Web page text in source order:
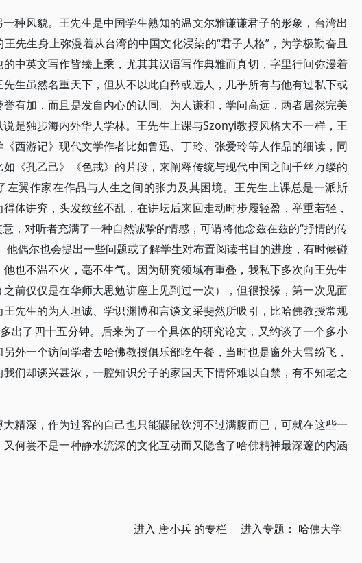
种风貌。王先生是中国学生熟知的温文尔雅谦谦君子的形象，台湾出
先生身上弥漫着从台湾的中国文化浸染的“君子人格”，为学极勤奋且
中英文写作皆臻上乘，尤其其汉语写作典雅而真切，字里行间弥漫着
生虽然名重天下，但从不以此自矜或远人，几乎所有与他有过私下或
有加，而且是发自内心的认同。为人谦和，学问高远，两者居然完美
是独步海内外华人学林。王先生上课与Szonyi教授风格大不一样，王
西游记》现代文学作者比如鲁迅、丁玲、张爱玲等人作品的细读，同
《孔乙己》《色戒》的片段，来阐释传统与现代中国之间千丝万缕的
左翼作家在作品与人生之间的张力及其困境。王先生上课总是一派斯
体讲究，头发纹丝不乱，在讲坛后来回走动时步履轻盈，举重若轻，
，对听者充满了一种自然诚挚的情感，可谓将他念兹在兹的“抒情的传
他偶尔也会提出一些问题或了解学生对布置阅读书目的进度，有时候碰
也不温不火，毫不生气。因为研究领域有重叠，我私下多次向王先生
前仅仅是在华师大思勉讲座上见到过一次），但很投缘，第一次见面
先生的为人坦诚、学识渊博和言谈文采斐然所吸引，比哈佛教授常规
出了四十五分钟。后来为了一个具体的研究论文，又约谈了一个多小
外一个访问学者去哈佛教授俱乐部吃午餐，当时也是窗外大雪纷飞，
们却谈兴甚浓，一腔知识分子的家国天下情怀难以自禁，有不知老之
精深，作为过客的自己也只能鼹鼠饮河不过满腹而已，可就在这些一
何尝不是一种静水流深的文化互动而又隐含了哈佛精神最深邃的内涵
进入 唐小兵 的专栏 进入专题： 哈佛大学